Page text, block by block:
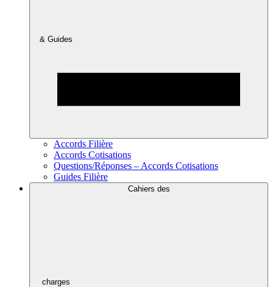
& Guides
Accords Filière
Accords Cotisations
Questions/Réponses – Accords Cotisations
Guides Filière
Cahiers des
charges